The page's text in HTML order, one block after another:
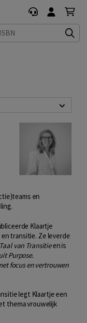
en
Klaartje
transitie. Ze leverde
Taal van Transitieen is
Purpose.
focus en vertrouwen
legt Klaartje een
thema vrouwelijk